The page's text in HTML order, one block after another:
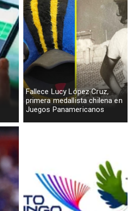
Fallece Lucy López Cruz,
primera medallista chilena en
Juegos Panamericanos